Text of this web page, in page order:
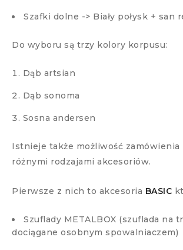
Szafki dolne -> Biały połysk + san
Do wyboru są trzy kolory korpusu:
Dąb artsian
Dąb sonoma
Sosna andersen
Istnieje także możliwość zamówienia
różnymi rodzajami akcesoriów.
Pierwsze z nich to akcesoria BASIC
Szuflady METALBOX (szuflada na
dociągane osobnym spowalniaczem)